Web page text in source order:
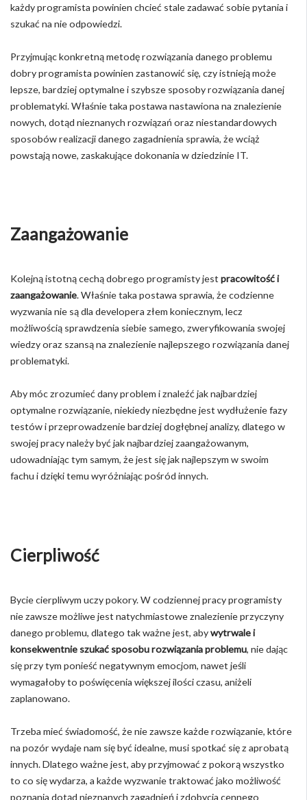
każdy programista powinien chcieć stale zadawać sobie pytania i
szukać na nie odpowiedzi.
Przyjmując konkretną metodę rozwiązania danego problemu
dobry programista powinien zastanowić się, czy istnieją może
lepsze, bardziej optymalne i szybsze sposoby rozwiązania danej
problematyki. Właśnie taka postawa nastawiona na znalezienie
nowych, dotąd nieznanych rozwiązań oraz niestandardowych
sposobów realizacji danego zagadnienia sprawia, że wciąż
powstają nowe, zaskakujące dokonania w dziedzinie IT.
Zaangażowanie
Kolejną istotną cechą dobrego programisty jestpracowitość i
zaangażowanie. Właśnie taka postawa sprawia, że codzienne
wyzwania nie są dla developera złem koniecznym, lecz
możliwością sprawdzenia siebie samego, zweryfikowania swojej
wiedzy oraz szansą na znalezienie najlepszego rozwiązania danej
problematyki.
Aby móc zrozumieć dany problem i znaleźć jak najbardziej
optymalne rozwiązanie, niekiedy niezbędne jest wydłużenie fazy
testów i przeprowadzenie bardziej dogłębnej analizy, dlatego w
swojej pracy należy być jak najbardziej zaangażowanym,
udowadniając tym samym, że jest się jak najlepszym w swoim
fachu i dzięki temu wyróżniając pośród innych.
Cierpliwość
Bycie cierpliwym uczy pokory. W codziennej pracy programisty
nie zawsze możliwe jest natychmiastowe znalezienie przyczyny
danego problemu, dlatego tak ważne jest, abywytrwale i
konsekwentnie szukać sposobu rozwiązania problemu, nie dając
się przy tym ponieść negatywnym emocjom, nawet jeśli
wymagałoby to poświęcenia większej ilości czasu, aniżeli
zaplanowano.
Trzeba mieć świadomość, że nie zawsze każde rozwiązanie, które
na pozór wydaje nam się być idealne, musi spotkać się z aprobatą
innych. Dlatego ważne jest, aby przyjmować z pokorą wszystko
to co się wydarza, a każde wyzwanie traktować jako możliwość
poznania dotąd nieznanych zagadnień i zdobycia cennego